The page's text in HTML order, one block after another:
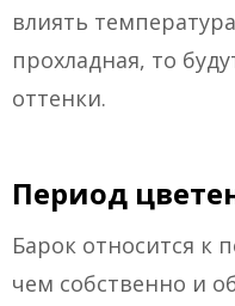
влиять
прохладная, то
оттенки.
Период
Барок относится к
чем собственно и